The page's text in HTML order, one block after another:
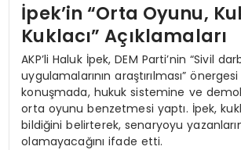
İpek’in “Orta Oyunu,
Kuklacı” Açıklamaları
AKP’li Haluk İpek, DEM Parti’nin “Sivil
uygulamalarının araştırılması”
konuşmada, hukuk sistemine ve
orta oyunu benzetmesi yaptı. İpek,
bildiğini belirterek, senaryoyu yazanların
olamayacağını ifade etti.